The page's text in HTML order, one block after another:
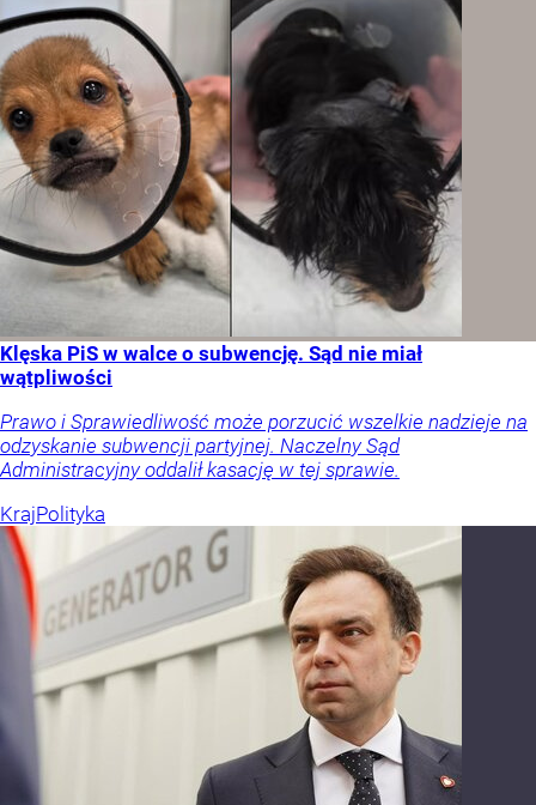
Klęska PiS w walce o subwencję. Sąd nie miał
wątpliwości
Prawo i Sprawiedliwość może porzucić wszelkie nadzieje na
odzyskanie subwencji partyjnej. Naczelny Sąd
Administracyjny oddalił kasację w tej sprawie.
KrajPolityka